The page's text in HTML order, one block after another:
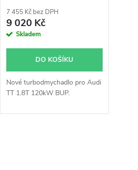
r
o
u
k
r
o
d
u
k
7 455 Kč bez DPH
9 020 Kč
Skladem
DO KOŠÍKU
Nové turbodmychadlo pro Audi
TT 1.8T 120kW BUP.